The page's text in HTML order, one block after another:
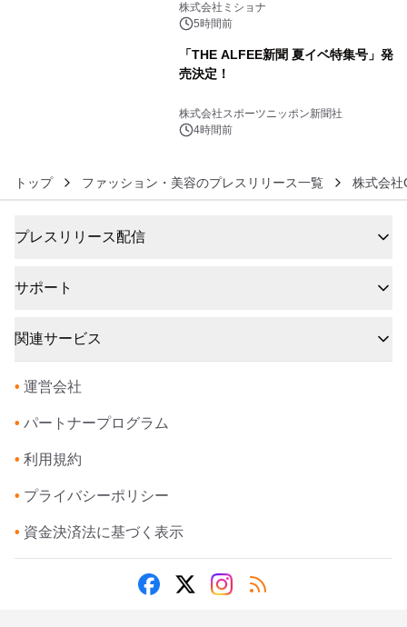
株式会社ミショナ
5時間前
「THE ALFEE新聞 夏イベ特集号」発
売決定！
株式会社スポーツニッポン新聞社
4時間前
トップ ファッション・美容のプレスリリース一覧 株式会社
プレスリリース配信
サポート
関連サービス
• 運営会社
• パートナープログラム
• 利用規約
• プライバシーポリシー
• 資金決済法に基づく表示